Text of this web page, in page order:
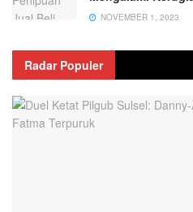
NOVEMBER 1, 2023
Radar Populer